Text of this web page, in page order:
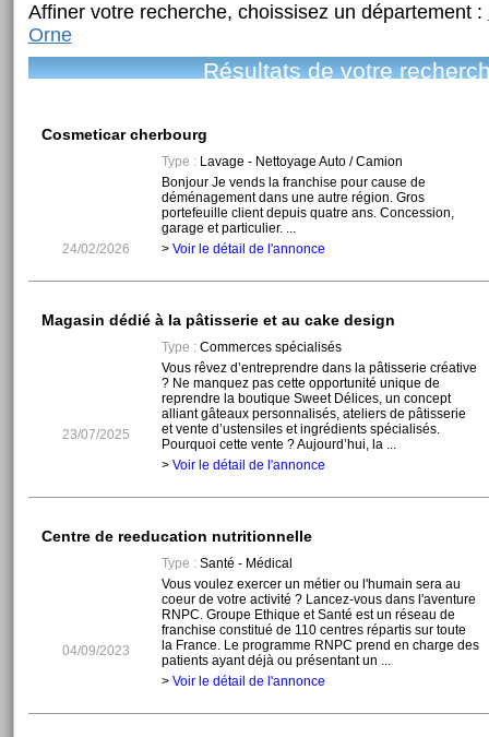
Affiner votre recherche, choissisez un département :
Orne
Résultats de votre
Cosmeticar cherbourg
24/02/2026
Type :Lavage - Nettoyage Auto / Camion
Bonjour Je vends la franchise pour cause de
déménagement dans une autre région. Gros
portefeuille client depuis quatre ans. Concession,
garage et particulier. ...
> Voir le détail de l'annonce
Magasin dédié à la pâtisserie et au cake design
23/07/2025
Type :Commerces spécialisés
Vous rêvez d’entreprendre dans la pâtisserie créative
? Ne manquez pas cette opportunité unique de
reprendre la boutique Sweet Délices, un concept
alliant gâteaux personnalisés, ateliers de pâtisserie
et vente d’ustensiles et ingrédients spécialisés.
Pourquoi cette vente ? Aujourd’hui, la ...
> Voir le détail de l'annonce
Centre de reeducation nutritionnelle
04/09/2023
Type :Santé - Médical
Vous voulez exercer un métier ou l'humain sera au
coeur de votre activité ? Lancez-vous dans l'aventure
RNPC. Groupe Ethique et Santé est un réseau de
franchise constitué de 110 centres répartis sur toute
la France. Le programme RNPC prend en charge des
patients ayant déjà ou présentant un ...
> Voir le détail de l'annonce